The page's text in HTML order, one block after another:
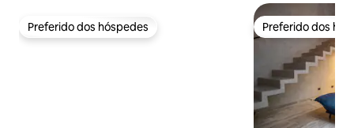
Preferido dos hóspedes
Preferido dos hóspedes Preferido dos
Preferido dos